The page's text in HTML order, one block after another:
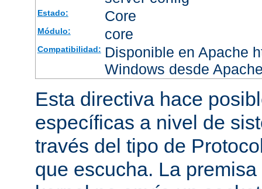
Estado: Core
Módulo: core
Compatibilidad: Disponible en Apache
Windows desde
Esta directiva hace
específicas a nivel de
través del tipo de
que escucha. La